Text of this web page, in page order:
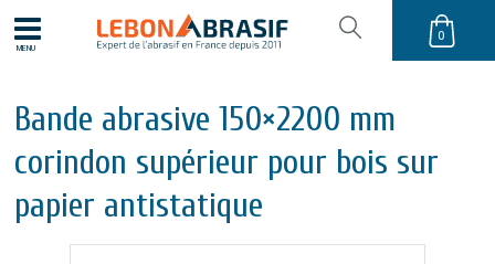
MENU
0
Bande abrasive 150×2200 mm
corindon supérieur pour bois sur
papier antistatique